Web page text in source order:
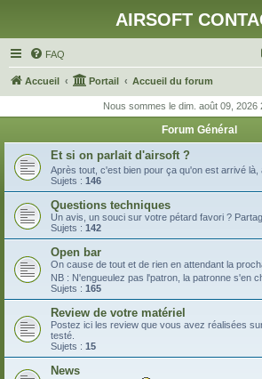
AIRSOFT
FAQ
Accueil Portail Accueil du forum
Nous sommes le dim. août 09, 2026
Forum Général
Et si on parlait d'airsoft ?
Après tout, c'est bien pour ça qu'on est arrivé là,
Sujets : 146
Questions techniques
Un avis, un souci sur votre pétard favori ?
Sujets : 142
Open bar
On cause de tout et de rien en attendant la
NB : N'engueulez pas l'patron, la patronne s'en
Sujets : 165
Review de votre matériel
Postez ici les review que vous avez réalisées
testé.
Sujets : 15
News